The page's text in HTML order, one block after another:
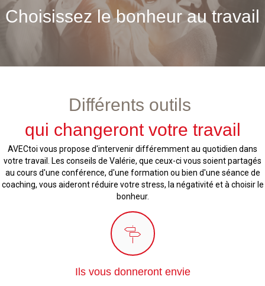
Choisissez le bonheur au travail
Différents outils
qui changeront votre travail
AVECtoi vous propose d'intervenir différemment au quotidien dans
votre travail. Les conseils de Valérie, que ceux-ci vous soient partagés
au cours d'une conférence, d'une formation ou bien d'une séance de
coaching, vous aideront réduire votre stress, la négativité et à choisir le
bonheur.
Ils vous donneront envie